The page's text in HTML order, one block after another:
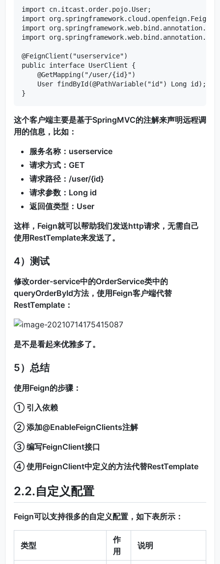
import cn.itcast.order.pojo.User;
import
import
import
@FeignClient("userservice")
public interface UserClient {
@GetMapping("/user/{id}")
User findById(@PathVariable("id") Long id);
}
这个客户端主要是基于SpringMVC的注解来声明远程调
用的信息，比如：
服务名称：userservice
请求方式：GET
请求路径：/user/{id}
请求参数：Long id
返回值类型：User
这样，Feign就可以帮助我们发送http请求，无需自己
使用RestTemplate来发送了。
4）测试
修改order-service中的OrderService类中的
queryOrderById方法，使用Feign客户端代替
RestTemplate：
是不是看起来优雅多了。
5）总结
使用Feign的步骤：
① 引入依赖
② 添加@EnableFeignClients注解
③ 编写FeignClient接口
④ 使用FeignClient中定义的方法代替RestTemplate
2.2.自定义配置
Feign可以支持很多的自定义配置，如下表所示：
类型
作
用
说明